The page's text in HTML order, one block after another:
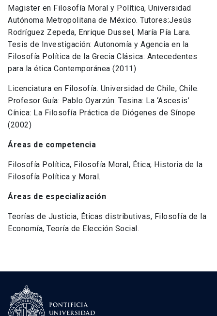
Magister en Filosofía Moral y Política, Universidad
Autónoma Metropolitana de México. Tutores:Jesús
Rodríguez Zepeda, Enrique Dussel, María Pía Lara.
Tesis de Investigación: Autonomía y Agencia en la
Filosofía Política de la Grecia Clásica: Antecedentes
para la ética Contemporánea (2011)
Licenciatura en Filosofía. Universidad de Chile, Chile.
Profesor Guía: Pablo Oyarzún. Tesina: La ‘Ascesis’
Cínica: La Filosofía Práctica de Diógenes de Sínope
(2002)
Áreas de competencia
Filosofía Política, Filosofía Moral, Ética; Historia de la
Filosofía Política y Moral.
Áreas de especialización
Teorías de Justicia, Éticas distributivas, Filosofía de la
Economía, Teoría de Elección Social.